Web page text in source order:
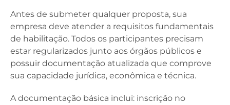
Antes de submeter qualquer proposta, sua
empresa deve atender a requisitos fundamentais
de habilitação. Todos os participantes precisam
estar regularizados junto aos órgãos públicos e
possuir documentação atualizada que comprove
sua capacidade jurídica, econômica e técnica.
A documentação básica inclui: inscrição no